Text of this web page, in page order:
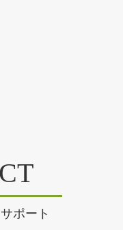
ポート